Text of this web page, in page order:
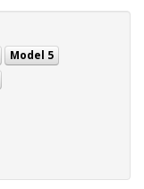
Model 5